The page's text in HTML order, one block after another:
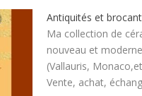
Antiquités et
Ma collection de
nouveau et
(Vallauris,
Vente, achat,